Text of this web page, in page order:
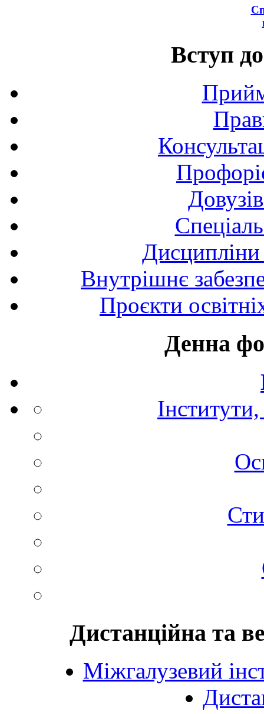
Вступ
Внутрішнє
Проєкти
Денна
Дистанційна та
Міжгалузевий